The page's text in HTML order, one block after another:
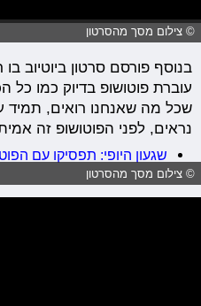
© צילום מסך מהסרטון
בנוסף פורסם סרטון ביוטיוב
עוברת פוטושופ בדיוק כמו
שכל מה שאנחנו רואים, תמיד
נראים, לפני הפוטושופ זה
שגעון היופי: תפסיקו עם
© צילום מסך מהסרטון